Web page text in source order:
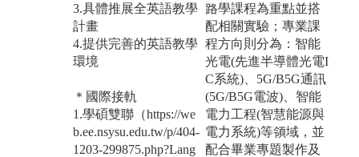
3.具體推展全英語教學
計畫
4.提供完善的英語教學
環境
＊國際接軌
1.學碩雙聯（https://we
b.ee.nsysu.edu.tw/p/404-
1203-299875.php?Lang
路學課程為重點並搭
配相關實驗；專業課
程方向則分為：智能
光電(先進半導體光電I
C系統)、5G/B5G通訊
(5G/B5G電波)、智能
電力工程(智慧能源與
電力系統)等領域，並
配合畢業專題製作及